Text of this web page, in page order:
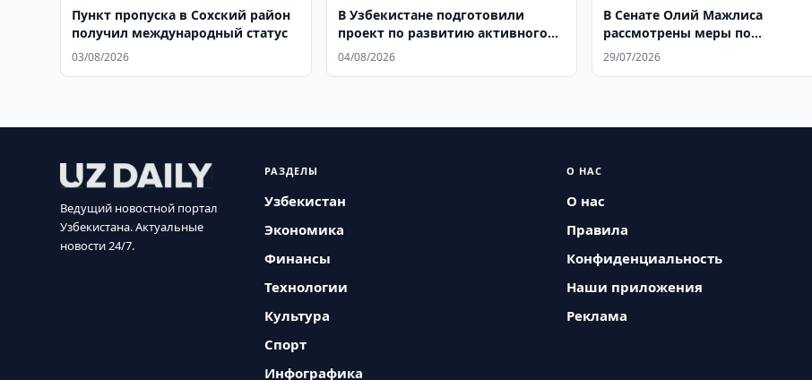
Пункт пропуска в Сохский район
получил международный статус
03/08/2026
В Узбекистане подготовили
проект по развитию активного
туризма
04/08/2026
В Сенате Олий Мажлиса
рассмотрены меры по
дальнейшему развитию
29/07/2026
Ведущий новостной портал
Узбекистана. Актуальные
новости 24/7.
РАЗДЕЛЫ
Узбекистан
Экономика
Финансы
Технологии
Культура
Спорт
Инфографика
О НАС
О нас
Правила
Конфиденциальность
Наши приложения
Реклама